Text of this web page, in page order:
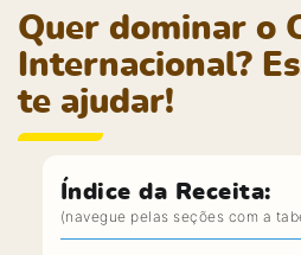
Quer dominar o
Internacional?
te ajudar!
Índice da Receita: